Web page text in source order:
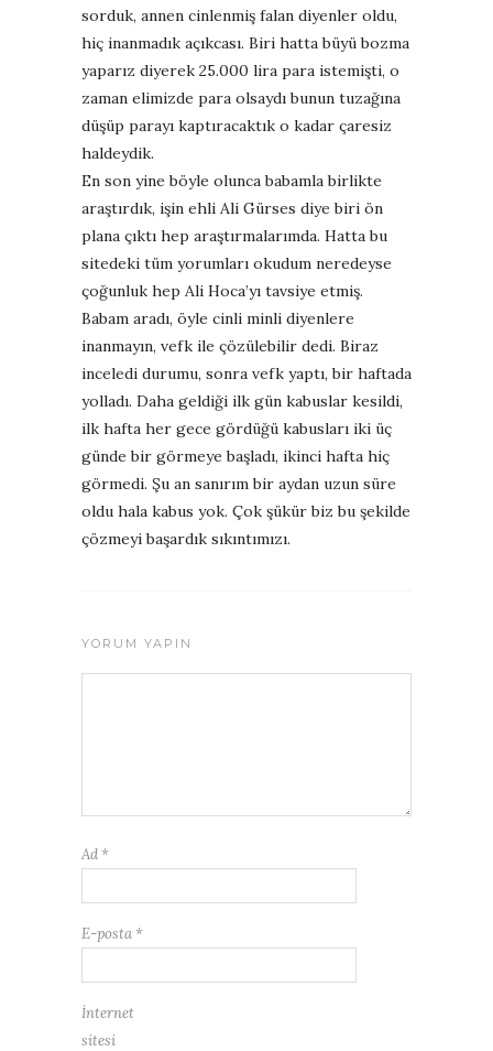
sorduk, annen cinlenmiş falan diyenler oldu,
hiç inanmadık açıkcası. Biri hatta büyü bozma
yaparız diyerek 25.000 lira para istemişti, o
zaman elimizde para olsaydı bunun tuzağına
düşüp parayı kaptıracaktık o kadar çaresiz
haldeydik.
En son yine böyle olunca babamla birlikte
araştırdık, işin ehli Ali Gürses diye biri ön
plana çıktı hep araştırmalarımda. Hatta bu
sitedeki tüm yorumları okudum neredeyse
çoğunluk hep Ali Hoca’yı tavsiye etmiş.
Babam aradı, öyle cinli minli diyenlere
inanmayın, vefk ile çözülebilir dedi. Biraz
inceledi durumu, sonra vefk yaptı, bir haftada
yolladı. Daha geldiği ilk gün kabuslar kesildi,
ilk hafta her gece gördüğü kabusları iki üç
günde bir görmeye başladı, ikinci hafta hiç
görmedi. Şu an sanırım bir aydan uzun süre
oldu hala kabus yok. Çok şükür biz bu şekilde
çözmeyi başardık sıkıntımızı.
YORUM YAPIN
Ad *
E-posta *
İnternet
sitesi